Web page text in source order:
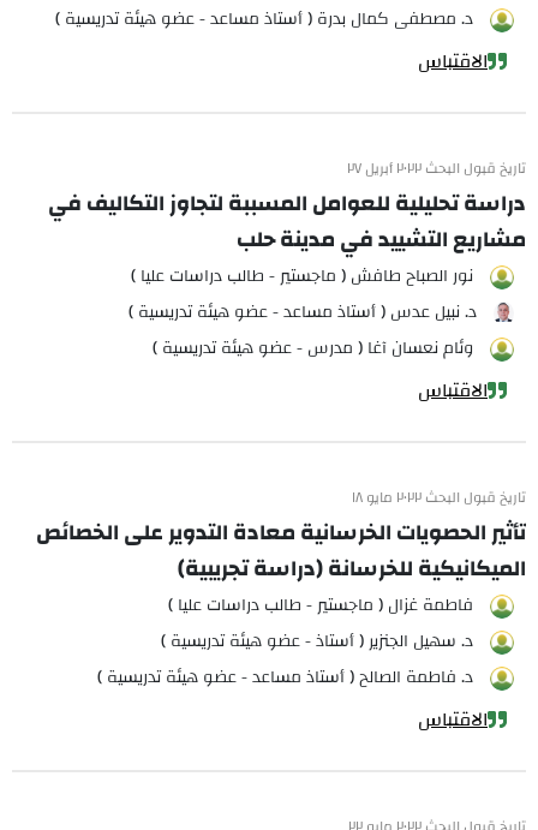
د. مصطفى كمال بدرة ( أستاذ مساعد - عضو هيئة تدريسية )
الاقتباس
تاريخ قبول البحث ٢٠٢٢ أبريل ٢٧
دراسة تحليلية للعوامل المسببة لتجاوز التكاليف في
مشاريع التشييد في مدينة حلب
نور الصباح طافش ( ماجستير - طالب دراسات عليا )
د. نبيل عدس ( أستاذ مساعد - عضو هيئة تدريسية )
وئام نعسان آغا ( مدرس - عضو هيئة تدريسية )
الاقتباس
تاريخ قبول البحث ٢٠٢٢ مايو ١٨
تأثير الحصويات الخرسانية معادة التدوير على الخصائص
الميكانيكية للخرسانة (دراسة تجريبية)
فاطمة غزال ( ماجستير - طالب دراسات عليا )
د. سهيل الجنزير ( أستاذ - عضو هيئة تدريسية )
د. فاطمة الصالح ( أستاذ مساعد - عضو هيئة تدريسية )
الاقتباس